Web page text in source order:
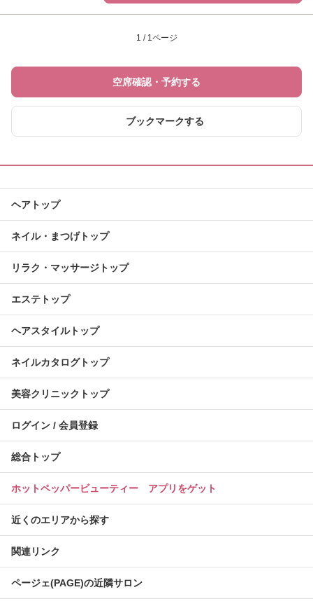
1 / 1ページ
空席確認・予約する
ブックマークする
ヘアトップ
ネイル・まつげトップ
リラク・マッサージトップ
エステトップ
ヘアスタイルトップ
ネイルカタログトップ
美容クリニックトップ
ログイン / 会員登録
総合トップ
ホットペッパービューティー アプリをゲット
近くのエリアから探す
関連リンク
ページェ(PAGE)の近隣サロン